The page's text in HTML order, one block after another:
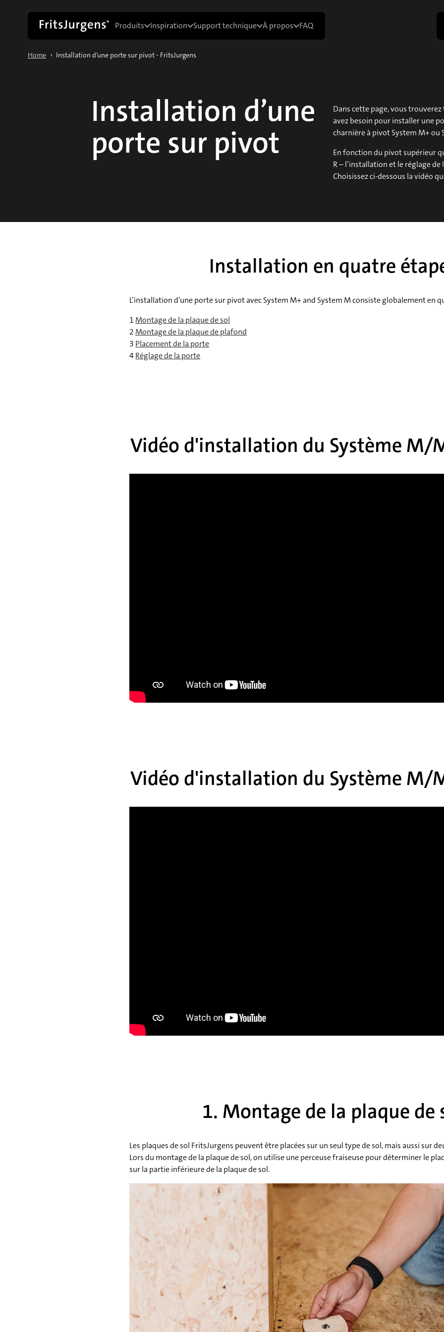
Produits Inspiration Support technique À propos FAQ
Home › Installation d’une porte sur pivot - FritsJurgens
Installation d’une
porte sur pivot
Dans cette page, vous
avez besoin pour installer une
charnière à pivot System M+ ou
En fonction du pivot supérieur
R – l’installation et le réglage
Choisissez ci-dessous la vidéo
Installation en quatre
L’installation d’une porte sur pivot avec System M+ and System M consiste globalement en
1 Montage de la plaque de sol
2 Montage de la plaque de plafond
3 Placement de la porte
4Réglage de la porte
Vidéo d'installation du Système M/
Vidéo d'installation du Système M/
1. Montage de la plaque de
Les plaques de sol FritsJurgens peuvent être placées sur un seul type de sol, mais aussi sur
Lors du montage de la plaque de sol, on utilise une perceuse fraiseuse pour déterminer le
sur la partie inférieure de la plaque de sol.